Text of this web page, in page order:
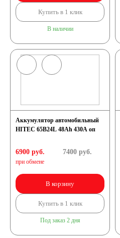
Купить в 1 клик
В наличии
Аккумулятор автомобильный
HITEC 65B24L 48Ah 430A оп
6900 руб.
при обмене
7400руб.
В корзину
Купить в 1 клик
Под заказ 2 дня